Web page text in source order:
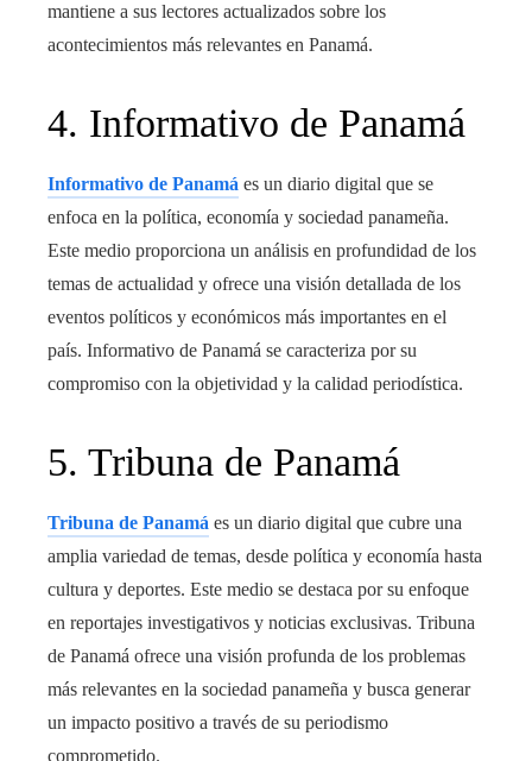
mantiene a sus lectores actualizados sobre los
acontecimientos más relevantes en Panamá.
4. Informativo de Panamá
Informativo de Panamá es un diario digital que se
enfoca en la política, economía y sociedad panameña.
Este medio proporciona un análisis en profundidad de los
temas de actualidad y ofrece una visión detallada de los
eventos políticos y económicos más importantes en el
país. Informativo de Panamá se caracteriza por su
compromiso con la objetividad y la calidad periodística.
5. Tribuna de Panamá
Tribuna de Panamá es un diario digital que cubre una
amplia variedad de temas, desde política y economía hasta
cultura y deportes. Este medio se destaca por su enfoque
en reportajes investigativos y noticias exclusivas. Tribuna
de Panamá ofrece una visión profunda de los problemas
más relevantes en la sociedad panameña y busca generar
un impacto positivo a través de su periodismo
comprometido.